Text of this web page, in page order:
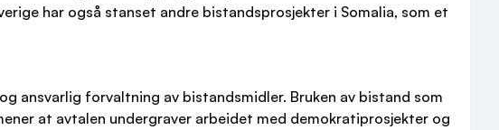
har også stanset andre bistandsprosjekter i Somalia, som et
ansvarlig forvaltning av bistandsmidler. Bruken av bistand som
at avtalen undergraver arbeidet med demokratiprosjekter og